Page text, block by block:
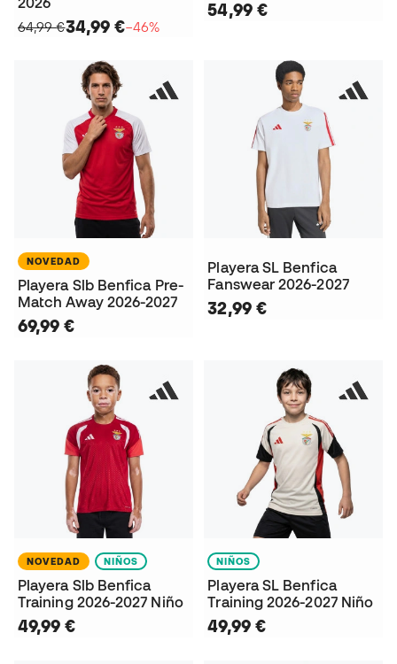
64,99 €34,99 €−46%
54,99 €
NOVEDAD
Playera Slb Benfica Pre-
Match Away 2026-2027
69,99 €
Playera SL Benfica
Fanswear 2026-2027
32,99 €
NOVEDAD NIÑOS
Playera Slb Benfica
Training 2026-2027 Niño
49,99 €
NIÑOS
Playera SL Benfica
Training 2026-2027 Niño
49,99 €